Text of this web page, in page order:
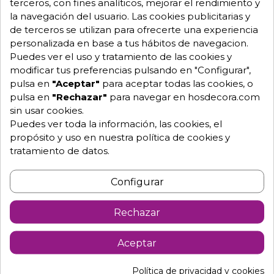
Sofa de tres plazas
tapizado 29-Mutriku
498,60 €
Sofa tres plazas de
rattan con cojin 29-
Barbena
521,40 €
la navegación del usuario. Las cookies publicitarias y
de terceros se utilizan para ofrecerte una experiencia
personalizada en base a tus hábitos de navegacion.
Puedes ver el uso y tratamiento de las cookies y
modificar tus preferencias pulsando en "Configurar",
pulsa en "Aceptar" para aceptar todas las cookies, o
pulsa en "Rechazar" para navegar en hosdecora.com
sin usar cookies.
Puedes ver toda la información, las cookies, el
propósito y uso en nuestra política de cookies y
tratamiento de datos.
Configurar
Rechazar
Aceptar
Política de privacidad y cookies